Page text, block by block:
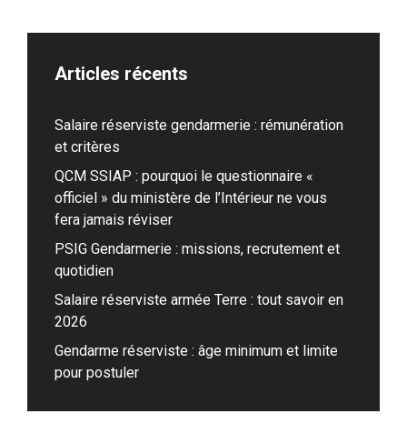
Articles récents
Salaire réserviste gendarmerie : rémunération
et critères
QCM SSIAP : pourquoi le questionnaire «
officiel » du ministère de l’Intérieur ne vous
fera jamais réviser
PSIG Gendarmerie : missions, recrutement et
quotidien
Salaire réserviste armée Terre : tout savoir en
2026
Gendarme réserviste : âge minimum et limite
pour postuler